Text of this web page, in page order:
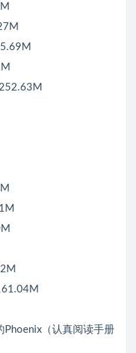
Phoenix（认真阅读手册